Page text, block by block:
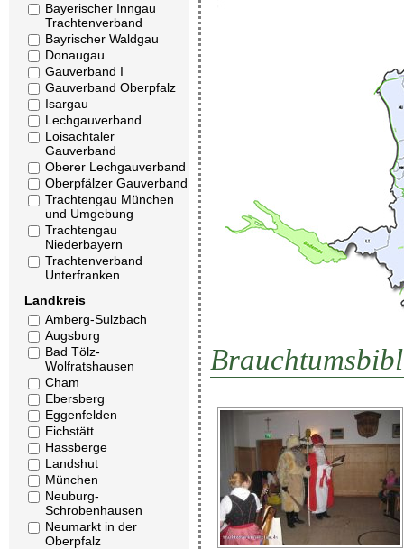
Bayerischer Inngau
Trachtenverband
Bayrischer Waldgau
Donaugau
Gauverband I
Gauverband Oberpfalz
Isargau
Lechgauverband
Loisachtaler
Gauverband
Oberer Lechgauverband
Oberpfälzer Gauverband
Trachtengau München
und Umgebung
Trachtengau
Niederbayern
Trachtenverband
Unterfranken
Landkreis
Amberg-Sulzbach
Augsburg
Bad Tölz-
Wolfratshausen
Cham
Ebersberg
Eggenfelden
Eichstätt
Hassberge
Landshut
München
Neuburg-
Schrobenhausen
Neumarkt in der
Oberpfalz